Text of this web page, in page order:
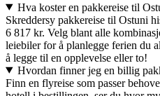
Hva koster en pakkereise til
Skreddersy pakkereise til Ostuni
6 817 kr. Velg blant alle
leiebiler for å planlegge ferien du
å legge til en opplevelse eller to!
Hvordan finner jeg en billig
Finn en flyreise som passer